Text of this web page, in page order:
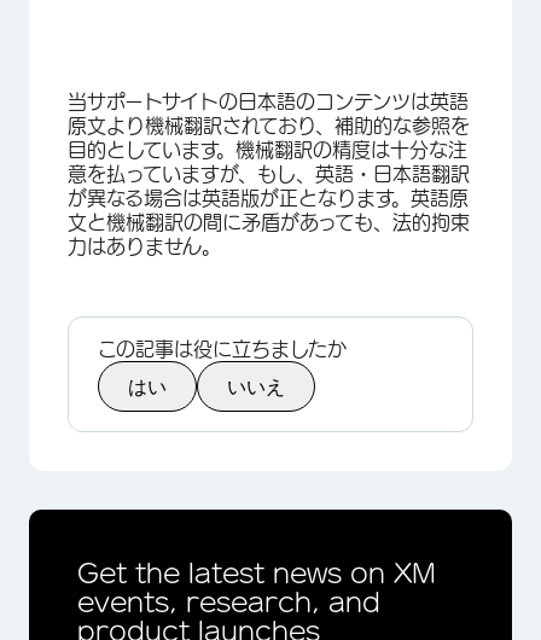
当サポートサイトの日本語のコンテンツは英語
原文より機械翻訳されており、補助的な参照を
目的としています。機械翻訳の精度は十分な注
意を払っていますが、もし、英語・日本語翻訳
が異なる場合は英語版が正となります。英語原
文と機械翻訳の間に矛盾があっても、法的拘束
力はありません。
この記事は役に立ちましたか
はい いいえ
Get the latest news on XM
events, research, and
product launches